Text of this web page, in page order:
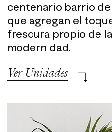
centenario barrio de
que agregan el
frescura propio de la
modernidad.
Ver Unidades